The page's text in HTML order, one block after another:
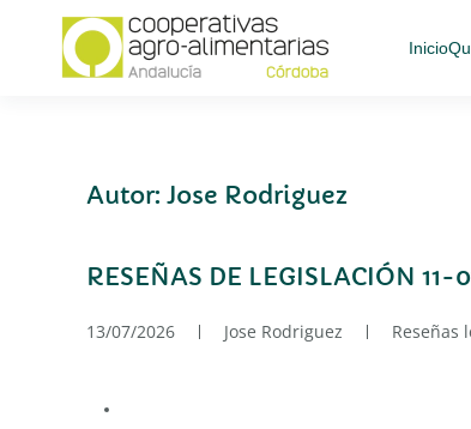
Skip
Inicio
Autor: Jose Rodriguez
RESEÑAS DE LEGISLACIÓN
13/07/2026 Jose Rodriguez Reseñas